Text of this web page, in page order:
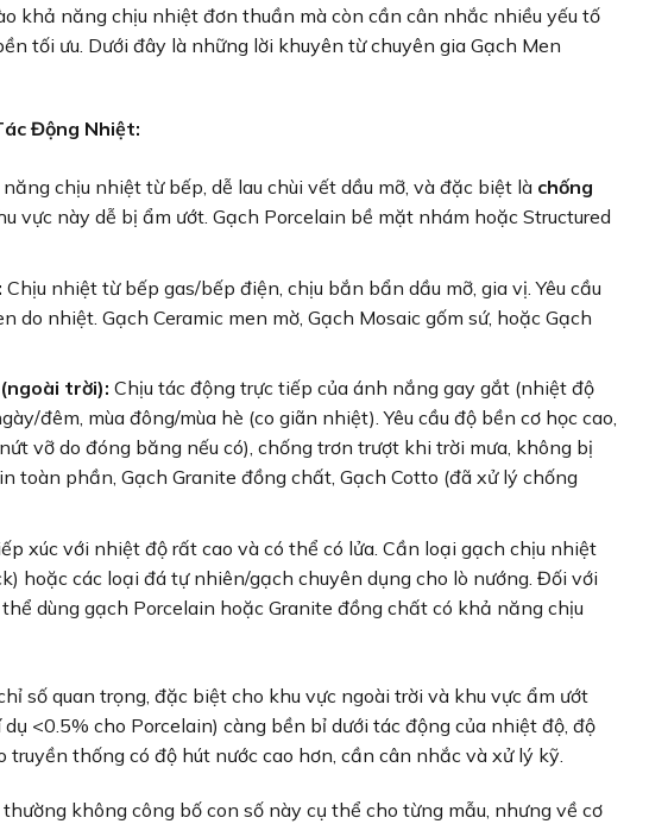
khả năng chịu nhiệt đơn thuần mà còn cần cân nhắc nhiều yếu tố
tối ưu. Dưới đây là những lời khuyên từ chuyên gia Gạch Men
Động Nhiệt:
chịu nhiệt từ bếp, dễ lau chùi vết dầu mỡ, và đặc biệt là chống
vực này dễ bị ẩm ướt. Gạch Porcelain bề mặt nhám hoặc Structured
Chịu nhiệt từ bếp gas/bếp điện, chịu bắn bẩn dầu mỡ, gia vị. Yêu cầu
do nhiệt. Gạch Ceramic men mờ, Gạch Mosaic gốm sứ, hoặc Gạch
trời): Chịu tác động trực tiếp của ánh nắng gay gắt (nhiệt độ
đêm, mùa đông/mùa hè (co giãn nhiệt). Yêu cầu độ bền cơ học cao,
vỡ do đóng băng nếu có), chống trơn trượt khi trời mưa, không bị
toàn phần, Gạch Granite đồng chất, Gạch Cotto (đã xử lý chống
xúc với nhiệt độ rất cao và có thể có lửa. Cần loại gạch chịu nhiệt
hoặc các loại đá tự nhiên/gạch chuyên dụng cho lò nướng. Đối với
dùng gạch Porcelain hoặc Granite đồng chất có khả năng chịu
số quan trọng, đặc biệt cho khu vực ngoài trời và khu vực ẩm ướt
<0.5% cho Porcelain) càng bền bỉ dưới tác động của nhiệt độ, độ
truyền thống có độ hút nước cao hơn, cần cân nhắc và xử lý kỹ.
không công bố con số này cụ thể cho từng mẫu, nhưng về cơ